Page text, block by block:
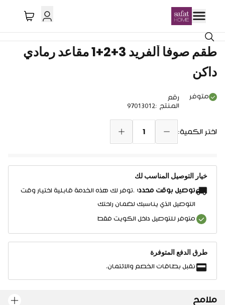
طقم صوفا ألفريد 3+2+1 مقاعد رمادي
داكن
متوفر
رقم
المنتج :
97013012
اختر الكمية: 1
خيار التوصيل المناسب لك
توصيل بوقت محدد: .توفر لك هذه الخدمة قابلية اختيار وقت
التوصيل الذي يناسبك لضمان راحتك
متوفر للتوصيل داخل الكويت فقط
طرق الدفع المتوفرة
نقبل بطاقات الخصم والائتمان.
ملامح